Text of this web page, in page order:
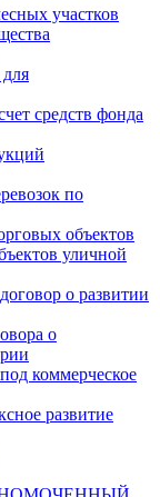
участков
средств фонда
по
объектов
уличной
о развитии
о
коммерческое
развитие